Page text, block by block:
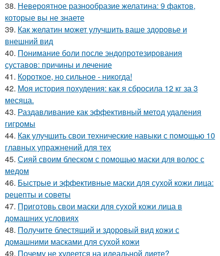
38. Невероятное разнообразие желатина: 9 фактов,
которые вы не знаете
39. Как желатин может улучшить ваше здоровье и
внешний вид
40. Понимание боли после эндопротезирования
суставов: причины и лечение
41. Короткое, но сильное - никогда!
42. Моя история похудения: как я сбросила 12 кг за 3
месяца.
43. Раздавливание как эффективный метод удаления
гигромы
44. Как улучшить свои технические навыки с помощью 10
главных упражнений для тех
45. Сияй своим блеском с помощью маски для волос с
медом
46. Быстрые и эффективные маски для сухой кожи лица:
рецепты и советы
47. Приготовь свои маски для сухой кожи лица в
домашних условиях
48. Получите блестящий и здоровый вид кожи с
домашними масками для сухой кожи
49. Почему не худеется на идеальной диете?